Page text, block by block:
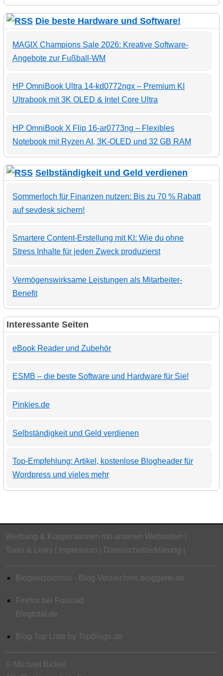
Die beste Hardware und Software!
MAGIX Champions Sale 2026: Kreative Software-
Angebote zur Fußball-WM
HP OmniBook Ultra 14-kd0772ngx – Premium KI
Ultrabook mit 3K OLED & Intel Core Ultra
HP OmniBook X Flip 16-ar0773ng – Flexibles
Notebook mit Ryzen AI, 3K-OLED und 32 GB RAM
Selbständigkeit und Geld verdienen
Sommerloch für Finanzen nutzen: Bis zu 70 % Rabatt
auf sevdesk sichern!
Smartere Content-Erstellung mit KI: Wie du ohne
Stress Inhalte für jeden Zweck produzierst
Vermögenswirksame Leistungen als Mitarbeiter-
Benefit
Interessante Seiten
eBook Reader und Zubehör
ESMB – die beste Software und Hardware für Sie!
Pinkies.de
Selbständigkeit und Geld verdienen
Top-Empfehlung: Artikel, kostenlose Blogheader für
Wordpress und vieles mehr
Werbung & Kooperationen mit unseren Webseiten
Tools & Links
Impressum Datenschutzerklärung
Blogverzeichnis - Blog Verzeichnis bloggerei.de
Firefox bei Foxload
Blogtotal.de
Blog Top Liste by TopBlogs.de
© Michael Bickel